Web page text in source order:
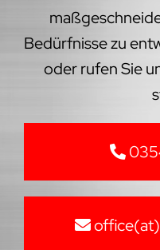
Bedürfnisse zu
oder rufen Sie